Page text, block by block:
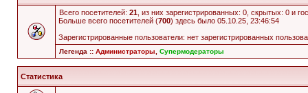
Всего посетителей: 21 , из них зарегистрированных: 0, скрытых: 0 и
Больше всего посетителей (700) здесь было 05.10.25, 23:46:54
Зарегистрированные пользователи: нет зарегистрированных
Легенда :: Администраторы Супермодераторы
Статистика